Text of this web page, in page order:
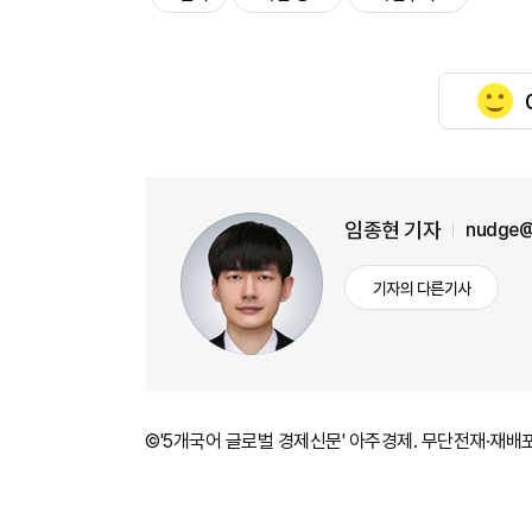
임종현 기자
기자의 다른기사
©'5개국어 글로벌 경제신문' 아주경제. 무단전재·재배